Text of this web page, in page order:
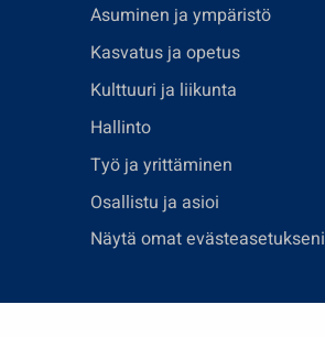
Asuminen ja ympäristö
Kasvatus ja opetus
Kulttuuri ja liikunta
Hallinto
Työ ja yrittäminen
Osallistu ja asioi
Näytä omat evästeasetukseni